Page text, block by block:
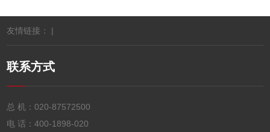
友情链接： |
联系方式
总 机：020-87572500
电 话：400-1898-020